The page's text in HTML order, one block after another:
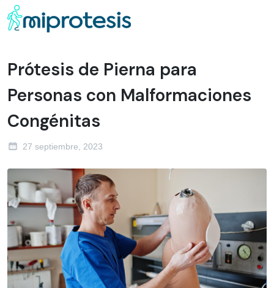
Prótesis de Pierna para
Personas con Malformaciones
Congénitas
27 septiembre, 2023